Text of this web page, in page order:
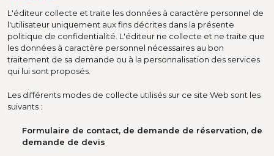
L'éditeur collecte et traite les données à caractère personnel de
l'utilisateur uniquement aux fins décrites dans la présente
politique de confidentialité. L'éditeur ne collecte et ne traite que
les données à caractère personnel nécessaires au bon
traitement de sa demande ou à la personnalisation des services
qui lui sont proposés.
Les différents modes de collecte utilisés sur ce site Web sont les
suivants :
Formulaire de contact, de demande de réservation, de
demande de devis